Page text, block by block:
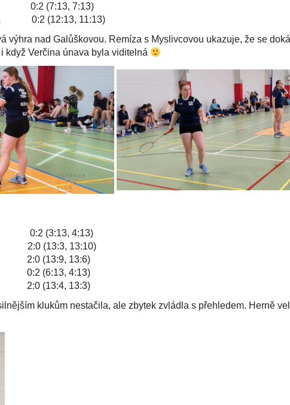
0:2 (7:13, 7:13)
0:2 (12:13, 11:13)
výhra nad Galůškovou. Remíza s Myslivcovou ukazuje, že se
když Verčina únava byla viditelná
0:2 (3:13, 4:13)
(13:3, 13:10)
2:0 (13:9, 13:6)
0:2 (6:13, 4:13)
2:0 (13:4, 13:3)
klukům nestačila, ale zbytek zvládla s přehledem. Herně